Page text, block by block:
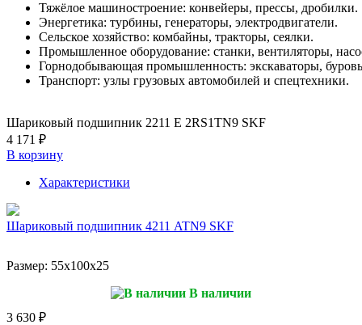
Тяжёлое машиностроение: конвейеры, прессы, дробилки.
Энергетика: турбины, генераторы, электродвигатели.
Сельское хозяйство: комбайны, тракторы, сеялки.
Промышленное оборудование: станки, вентиляторы,
Горнодобывающая промышленность: экскаваторы,
Транспорт: узлы грузовых автомобилей и спецтехники.
Шариковый подшипник 2211 E 2RS1TN9 SKF
4 171 ₽
В корзину
Характеристики
Шариковый подшипник 4211 ATN9 SKF
Размер: 55x100x25
В наличии
3 630 ₽